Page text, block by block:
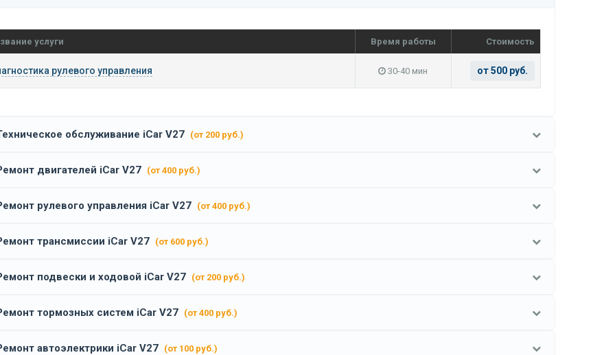
услуги Время работы Стоимость
рулевого управления 30-40 мин от 500 руб.
обслуживание iCar V27 (от 200 руб.)
двигателей iCar V27 (от 400 руб.)
рулевого управления iCar V27 (от 400 руб.)
трансмиссии iCar V27 (от 600 руб.)
подвески и ходовой iCar V27 (от 200 руб.)
тормозных систем iCar V27 (от 400 руб.)
автоэлектрики iCar V27 (от 100 руб.)